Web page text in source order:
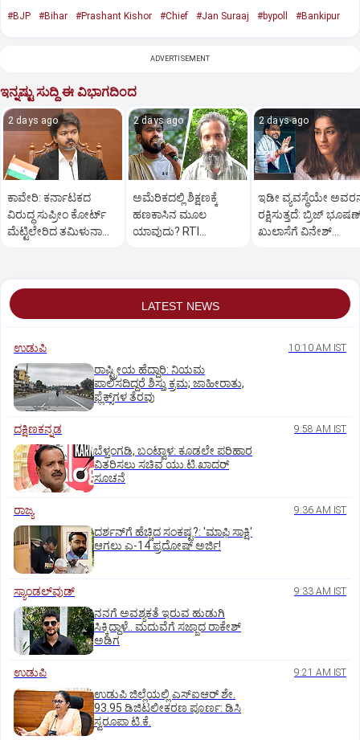
#BJP #Bihar #Prashant Kishor #Chief #Jan Suraaj #bypoll #Bankipur
ADVERTISEMENT
ಇನ್ನಷ್ಟು ಸುದ್ದಿ ಈ ವಿಭಾಗದಿಂದ
2 days ago
ಕಾವೇರಿ: ಕರ್ನಾಟಕದ
ವಿರುದ್ಧ ಸುಪ್ರೀಂ ಕೋರ್ಟ್‌
ಮೆಟ್ಟಿಲೇರಿದ ತಮಿಳುನಾಡು
2 days ago
ಅಮೆರಿಕದಲ್ಲಿ ಶಿಕ್ಷಣಕ್ಕೆ
ಹಣಕಾಸಿನ ಮೂಲ
ಯಾವುದು? RTI
2 days ago
ಇಡೀ ವ್ಯವಸ್ಥೆಯೇ
ರಕ್ಷಿಸುತ್ತದೆ: ಬ್ರಿಜ್
ಖುಲಾಸೆಗೆ ವಿನೇಶ್
LATEST NEWS
ಉಡುಪಿ 10:10 AM IST
ರಾಷ್ಟ್ರೀಯ ಹೆದ್ದಾರಿ: ನಿಯಮ
ಪಾಲಿಸದಿದ್ದರೆ ಶಿಸ್ತು ಕ್ರಮ; ಜಾಹೀರಾತು,
ಫ್ಲೆಕ್ಸ್‌ಗಳ ತೆರವು
ದಕ್ಷಿಣಕನ್ನಡ 9:58 AM IST
ಬೆಳ್ತಂಗಡಿ, ಬಂಟ್ವಾಳ: ಕೂಡಲೇ ಪರಿಹಾರ
ವಿತರಿಸಲು ಸಚಿವ ಯು.ಟಿ.ಖಾದರ್‌
ಸೂಚನೆ
ರಾಜ್ಯ 9:36 AM IST
ದರ್ಶನ್‌ಗೆ ಹೆಚ್ಚಿದ ಸಂಕಷ್ಟ?: 'ಮಾಫಿ ಸಾಕ್ಷಿ'
ಆಗಲು ಎ-14 ಪ್ರದೋಷ್ ಅರ್ಜಿ!
ಸ್ಯಾಂಡಲ್‌ವುಡ್‌ 9:33 AM IST
ನನಗೆ ಅವಶ್ಯಕತೆ ಇರುವ ಹುಡುಗಿ
ಸಿಕ್ಕಿದ್ದಾಳೆ.. ಮದುವೆಗೆ ಸಜ್ಜಾದ ರಾಕೇಶ್
ಅಡಿಗ
ಉಡುಪಿ 9:21 AM IST
ಉಡುಪಿ ಜಿಲ್ಲೆಯಲ್ಲಿ ಎಸ್‌ಐಆರ್‌ ಶೇ.
93.95 ಡಿಜಿಟಲೀಕರಣ ಪೂರ್ಣ: ಡಿಸಿ
ಸ್ವರೂಪಾ ಟಿ.ಕೆ.